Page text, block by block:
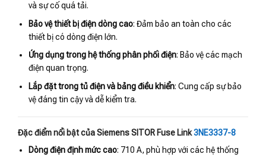
và sự cố quá tải.
Bảo vệ thiết bị điện dòng cao: Đảm bảo an toàn cho các
thiết bị có dòng điện lớn.
Ứng dụng trong hệ thống phân phối điện: Bảo vệ các mạch
điện quan trọng.
Lắp đặt trong tủ điện và bảng điều khiển: Cung cấp sự bảo
vệ đáng tin cậy và dễ kiểm tra.
Đặc điểm nổi bật của Siemens SITOR Fuse Link3NE3337-8
Dòng điện định mức cao: 710 A, phù hợp với các hệ thống